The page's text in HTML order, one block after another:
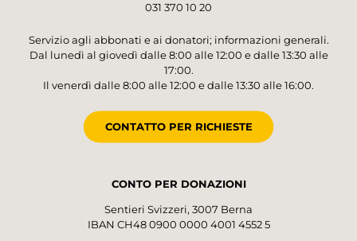
031 370 10 20
Servizio agli abbonati e ai donatori; informazioni generali.
Dal lunedì al giovedì dalle 8:00 alle 12:00 e dalle 13:30 alle
17:00.
Il venerdì dalle 8:00 alle 12:00 e dalle 13:30 alle 16:00.
CONTATTO PER RICHIESTE
CONTO PER DONAZIONI
Sentieri Svizzeri, 3007 Berna
IBAN CH48 0900 0000 4001 4552 5